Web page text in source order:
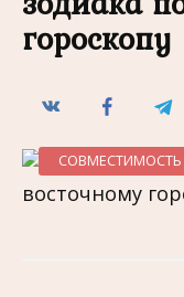
гороскопу